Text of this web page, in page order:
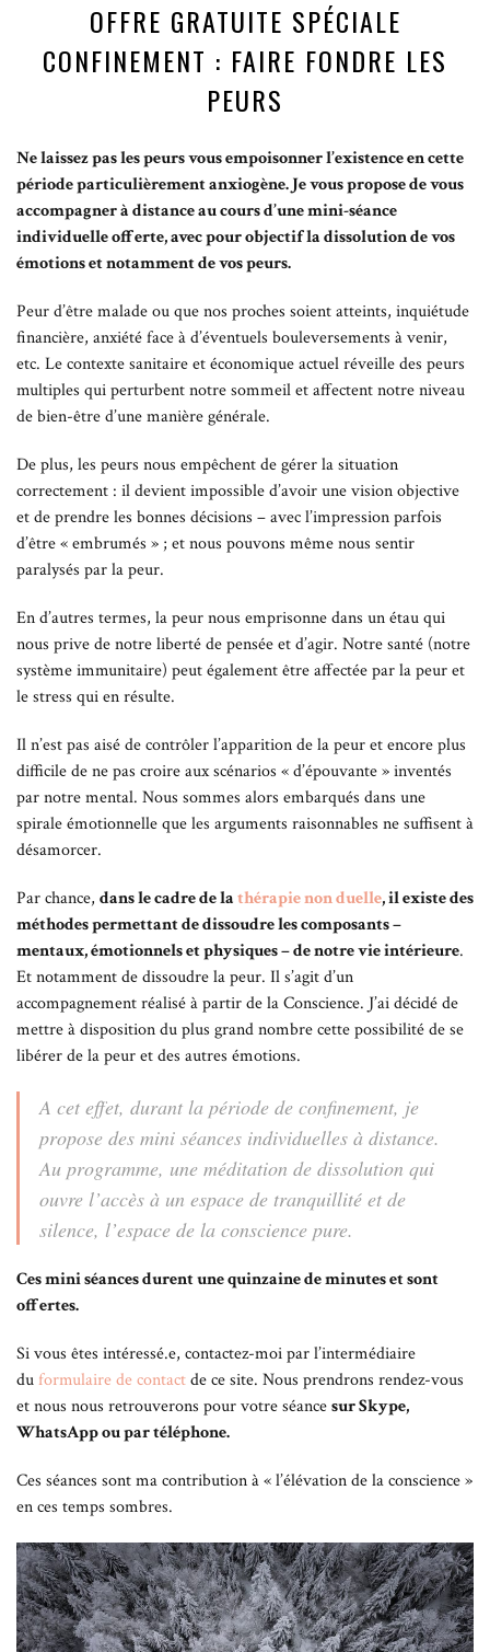
OFFRE GRATUITE SPÉCIALE
CONFINEMENT : FAIRE FONDRE LES
PEURS
Ne laissez pas les peurs vous empoisonner l’existence en cette
période particulièrement anxiogène. Je vous propose de vous
accompagner à distance au cours d’une mini-séance
individuelle offerte, avec pour objectif la dissolution de vos
émotions et notamment de vos peurs.
Peur d’être malade ou que nos proches soient atteints, inquiétude
financière, anxiété face à d’éventuels bouleversements à venir,
etc. Le contexte sanitaire et économique actuel réveille des peurs
multiples qui perturbent notre sommeil et affectent notre niveau
de bien-être d’une manière générale.
De plus, les peurs nous empêchent de gérer la situation
correctement : il devient impossible d’avoir une vision objective
et de prendre les bonnes décisions – avec l’impression parfois
d’être « embrumés » ; et nous pouvons même nous sentir
paralysés par la peur.
En d’autres termes, la peur nous emprisonne dans un étau qui
nous prive de notre liberté de pensée et d’agir. Notre santé (notre
système immunitaire) peut également être affectée par la peur et
le stress qui en résulte.
Il n’est pas aisé de contrôler l’apparition de la peur et encore plus
difficile de ne pas croire aux scénarios « d’épouvante » inventés
par notre mental. Nous sommes alors embarqués dans une
spirale émotionnelle que les arguments raisonnables ne suffisent à
désamorcer.
Par chance, dans le cadre de lathérapie non duelle, il existe des
méthodes permettant de dissoudre les composants –
mentaux, émotionnels et physiques – de notre vie intérieure.
Et notamment de dissoudre la peur. Il s’agit d’un
accompagnement réalisé à partir de la Conscience. J’ai décidé de
mettre à disposition du plus grand nombre cette possibilité de se
libérer de la peur et des autres émotions.
A cet effet, durant la période de confinement, je
propose des mini séances individuelles à distance.
Au programme, une méditation de dissolution qui
ouvre l’accès à un espace de tranquillité et de
silence, l’espace de la conscience pure.
Ces mini séances durent une quinzaine de minutes et sont
offertes.
Si vous êtes intéressé.e, contactez-moi par l’intermédiaire
duformulaire de contactde ce site. Nous prendrons rendez-vous
et nous nous retrouverons pour votre séancesur Skype,
WhatsApp ou par téléphone.
Ces séances sont ma contribution à « l’élévation de la conscience »
en ces temps sombres.